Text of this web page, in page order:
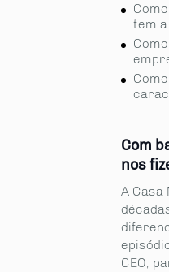
tem
Com
nos
A Casa
CEO,